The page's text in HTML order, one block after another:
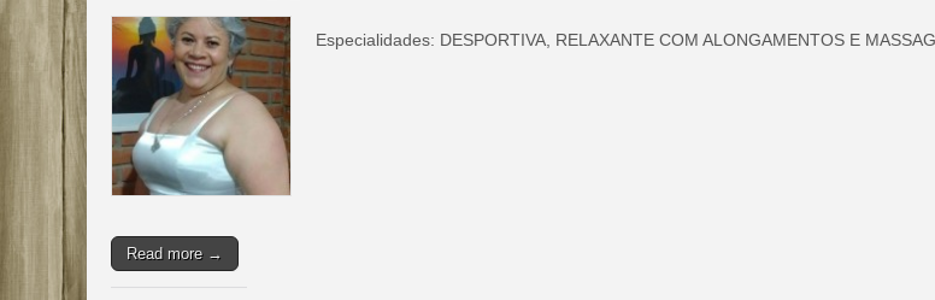
Especialidades: DESPORTIVA, RELAXANTE COM ALONGAMENTOS E
Read more →